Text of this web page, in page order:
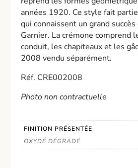
années 1920. Ce style fait
qui connaissent un grand succès
Garnier. La crémone comprend
conduit, les chapiteaux et les
2008 vendu séparément.
Réf. CRE002008
Photo non contractuelle
FINITION PRÉSENTÉE
OXYDÉ DÉGRADÉ